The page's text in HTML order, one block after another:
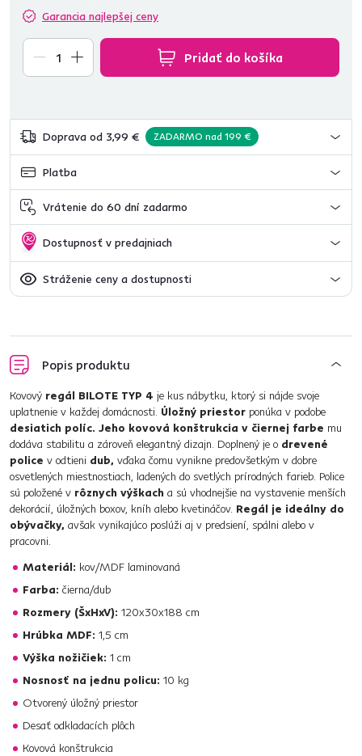
Garancia najlepšej ceny
Pridať do košíka
Doprava od 3,99 € ZADARMO nad 199 €
Platba
Vrátenie do 60 dní zadarmo
Dostupnosť v predajniach
Stráženie ceny a dostupnosti
Popis produktu
Kovový regál BILOTE TYP 4 je kus nábytku, ktorý si nájde svoje
uplatnenie v každej domácnosti. Úložný priestor ponúka v podobe
desiatich políc. Jeho kovová konštrukcia v čiernej farbe mu
dodáva stabilitu a zároveň elegantný dizajn. Doplnený je o drevené
police v odtieni dub, vďaka čomu vynikne predovšetkým v dobre
osvetlených miestnostiach, ladených do svetlých prírodných farieb. Police
sú položené v rôznych výškach a sú vhodnejšie na vystavenie menších
dekorácií, úložných boxov, kníh alebo kvetináčov. Regál je ideálny do
obývačky, avšak vynikajúco poslúži aj v predsiení, spálni alebo v
pracovni.
Materiál: kov/MDF laminovaná
Farba: čierna/dub
Rozmery (ŠxHxV): 120x30x188 cm
Hrúbka MDF: 1,5 cm
Výška nožičiek: 1 cm
Nosnosť na jednu policu: 10 kg
Otvorený úložný priestor
Desať odkladacích plôch
Kovová konštrukcia